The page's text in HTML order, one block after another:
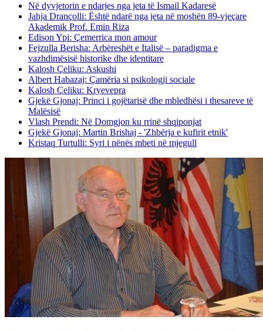
Në dyvjetorin e ndarjes nga jeta të Ismail Kadaresë
Jahja Drançolli: Është ndarë nga jeta në moshën 89-vjeçare
Akademik Prof. Emin Riza
Edison Ypi: Çemerrica mon amour
Fejzulla Berisha: Arbëreshët e Italisë – paradigma e
vazhdimësisë historike dhe identitare
Kalosh Çeliku: Askushi
Albert Habazaj: Çamëria si psikologji sociale
Kalosh Çeliku: Kryevepra
Gjekë Gjonaj: Princi i gojëtarisë dhe mbledhësi i thesareve të
Malësisë
Vlash Prendi: Në Domgjon ku rrinë shqiponjat
Gjekë Gjonaj: Martin Brishaj - 'Zhbërja e kufirit etnik'
Kristaq Turtulli: Syri i nënës mbeti në mjegull